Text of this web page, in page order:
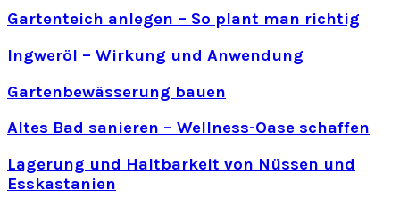
Gartenteich anlegen – So plant man richtig
Ingweröl – Wirkung und Anwendung
Gartenbewässerung bauen
Altes Bad sanieren – Wellness-Oase schaffen
Lagerung und Haltbarkeit von Nüssen und
Esskastanien